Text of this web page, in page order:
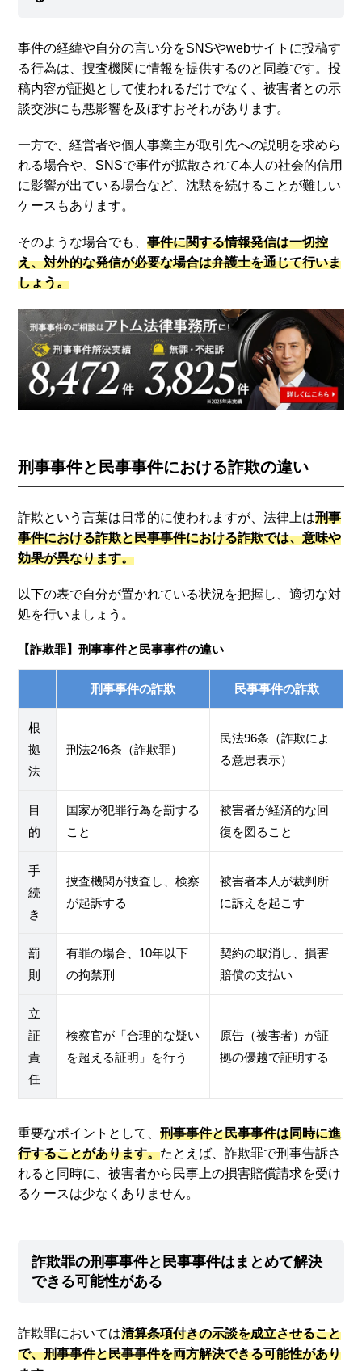
事件の経緯や自分の言い分をSNSやwebサイトに投稿す
る行為は、捜査機関に情報を提供するのと同義です。投
稿内容が証拠として使われるだけでなく、被害者との示
談交渉にも悪影響を及ぼすおそれがあります。
一方で、経営者や個人事業主が取引先への説明を求めら
れる場合や、SNSで事件が拡散されて本人の社会的信用
に影響が出ている場合など、沈黙を続けることが難しい
ケースもあります。
そのような場合でも、事件に関する情報発信は一切控
え、対外的な発信が必要な場合は弁護士を通じて行いま
しょう。
刑事事件と民事事件における詐欺の違い
詐欺という言葉は日常的に使われますが、法律上は刑事
事件における詐欺と民事事件における詐欺では、意味や
効果が異なります。
以下の表で自分が置かれている状況を把握し、適切な対
処を行いましょう。
【詐欺罪】刑事事件と民事事件の違い
刑事事件の詐欺 民事事件の詐欺
根
拠
法
刑法246条（詐欺罪）
民法96条（詐欺によ
る意思表示）
目
的
国家が犯罪行為を罰する
こと
被害者が経済的な回
復を図ること
手
続
き
捜査機関が捜査し、検察
が起訴する
被害者本人が裁判所
に訴えを起こす
罰
則
有罪の場合、10年以下
の拘禁刑
契約の取消し、損害
賠償の支払い
立
証
責
任
検察官が「合理的な疑い
を超える証明」を行う
原告（被害者）が証
拠の優越で証明する
重要なポイントとして、刑事事件と民事事件は同時に進
行することがあります。たとえば、詐欺罪で刑事告訴さ
れると同時に、被害者から民事上の損害賠償請求を受け
るケースは少なくありません。
詐欺罪の刑事事件と民事事件はまとめて解決
できる可能性がある
詐欺罪においては清算条項付きの示談を成立させること
で、刑事事件と民事事件を両方解決できる可能性があり